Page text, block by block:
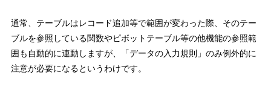
通常、テーブルはレコード追加等で範囲が変わった際、そのテー
ブルを参照している関数やピボットテーブル等の他機能の参照範
囲も自動的に連動しますが、
「データの入力規則」のみ例外的に
注意が必要になるというわけです。